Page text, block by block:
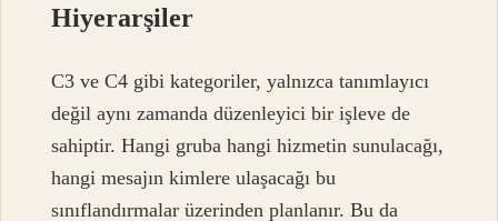
Hiyerarşiler
C3 ve C4 gibi kategoriler, yalnızca tanımlayıcı
değil aynı zamanda düzenleyici bir işleve de
sahiptir. Hangi gruba hangi hizmetin sunulacağı,
hangi mesajın kimlere ulaşacağı bu
sınıflandırmalar üzerinden planlanır. Bu da